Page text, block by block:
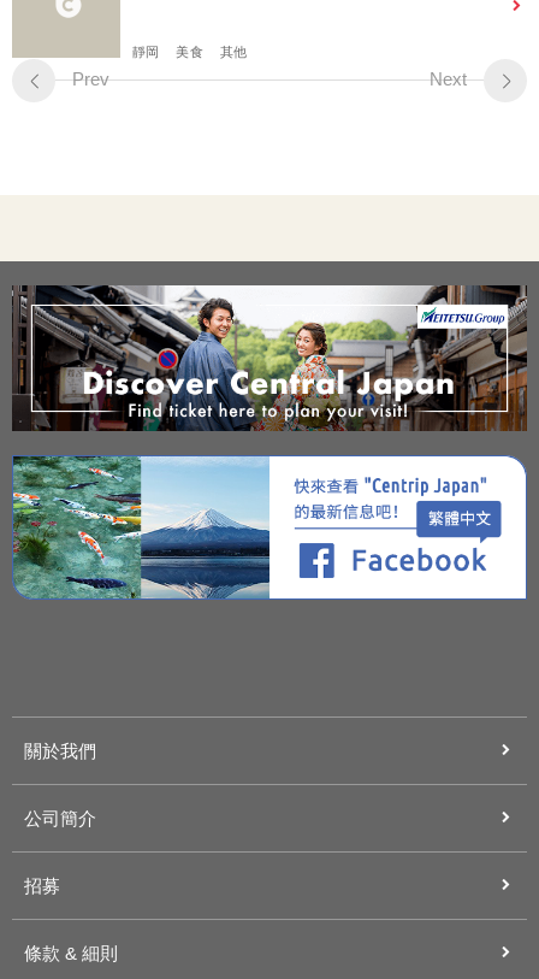
靜岡 美食 其他
Prev Next
關於我們
公司簡介
招募
條款 & 細則